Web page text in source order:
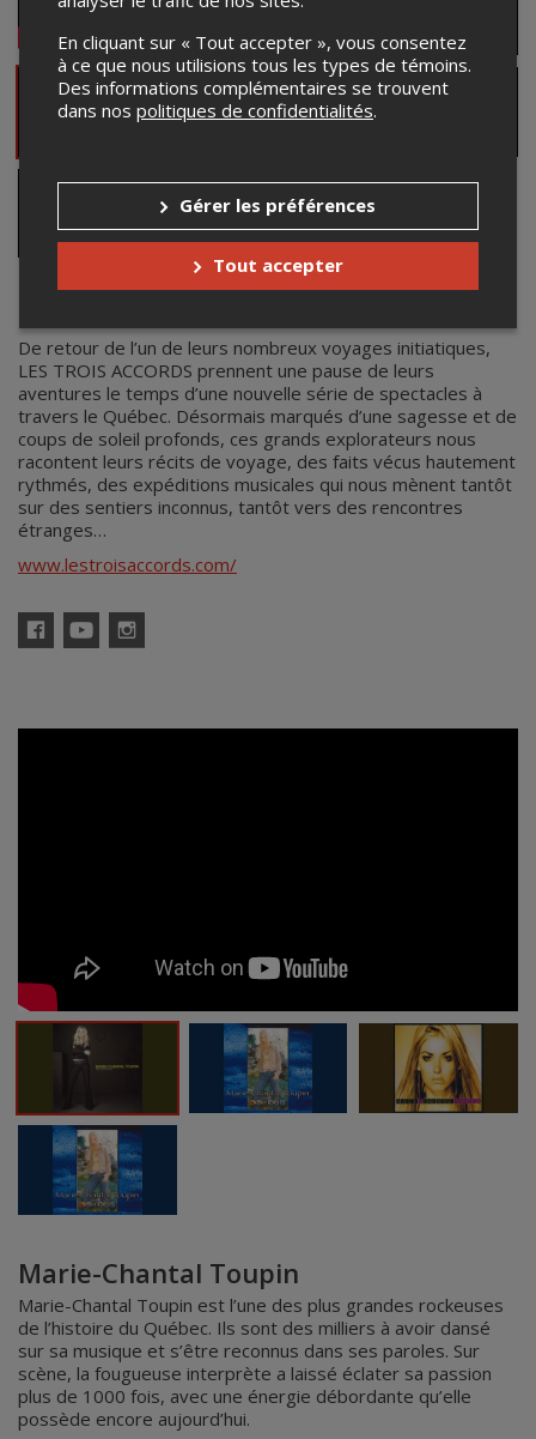
De retour de l’un de leurs nombreux voyages initiatiques,
LES TROIS ACCORDS prennent une pause de leurs
aventures le temps d’une nouvelle série de spectacles à
travers le Québec. Désormais marqués d’une sagesse et de
coups de soleil profonds, ces grands explorateurs nous
racontent leurs récits de voyage, des faits vécus hautement
rythmés, des expéditions musicales qui nous mènent tantôt
sur des sentiers inconnus, tantôt vers des rencontres
étranges…
www.lestroisaccords.com/
Marie-Chantal Toupin
Marie-Chantal Toupin est l’une des plus grandes rockeuses
de l’histoire du Québec. Ils sont des milliers à avoir dansé
sur sa musique et s’être reconnus dans ses paroles. Sur
scène, la fougueuse interprète a laissé éclater sa passion
plus de 1000 fois, avec une énergie débordante qu’elle
possède encore aujourd’hui.
En cliquant sur « Tout accepter », vous consentez
à ce que nous utilisions tous les types de témoins.
Des informations complémentaires se trouvent
dans nos politiques de confidentialités.
Gérer les préférences
Tout accepter